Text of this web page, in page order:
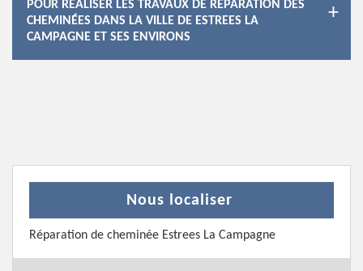
POUR RÉALISER LES TRAVAUX DE RÉPARATION DES
CHEMINÉES DANS LA VILLE DE ESTREES LA
CAMPAGNE ET SES ENVIRONS
Nous localiser
Réparation de cheminée Estrees La Campagne